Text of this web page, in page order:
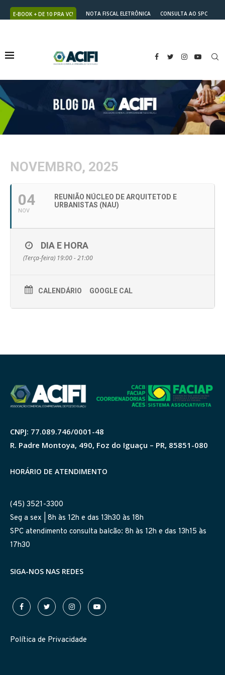
E-BOOK + DE 10 PRA VC! NOTA FISCAL ELETRÔNICA
CONSULTA AO SPC
NOVEMBRO, 2025
04
NOV
REUNIÃO NÚCLEO DE ARQUITETOD E
URBANISTAS (NAU)
DIA E HORA
(Terça-feira) 19:00 - 21:00
CALENDÁRIO GOOGLE CAL
CNPJ: 77.089.746/0001-48
R. Padre Montoya, 490, Foz do Iguaçu – PR, 85851-080
HORÁRIO DE ATENDIMENTO
(45) 3521-3300
Seg a sex | 8h às 12h e das 13h30 às 18h
SPC atendimento consulta balcão: 8h às 12h e das 13h15 às
17h30
SIGA-NOS NAS REDES
Política de Privacidade